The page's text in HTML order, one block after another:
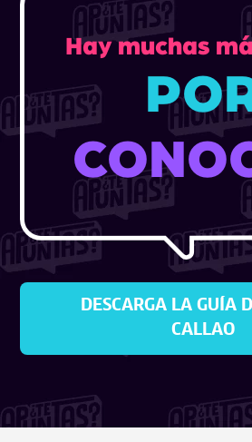
Hay muchas
DESCARGA LA GUÍA
CALLAO